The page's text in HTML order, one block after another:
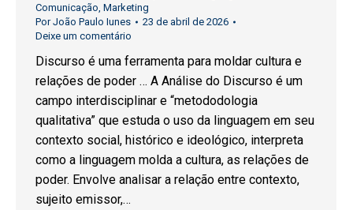
Comunicação Marketing
PorJoão Paulo Iunes
23 de abril de 2026
Deixe um comentário
Discurso é uma ferramenta para moldar cultura e
relações de poder … A Análise do Discurso é um
campo interdisciplinar e “metododologia
qualitativa” que estuda o uso da linguagem em seu
contexto social, histórico e ideológico, interpreta
como a linguagem molda a cultura, as relações de
poder. Envolve analisar a relação entre contexto,
sujeito emissor,…